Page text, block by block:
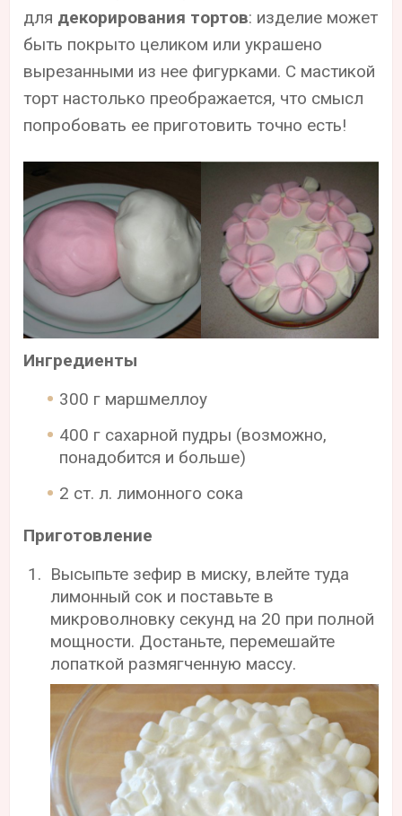
для декорирования тортов: изделие может
быть покрыто целиком или украшено
вырезанными из нее фигурками. С мастикой
торт настолько преображается, что смысл
попробовать ее приготовить точно есть!
Ингредиенты
300 г маршмеллоу
400 г сахарной пудры (возможно,
понадобится и больше)
2 ст. л. лимонного сока
Приготовление
Высыпьте зефир в миску, влейте туда
лимонный сок и поставьте в
микроволновку секунд на 20 при полной
мощности. Достаньте, перемешайте
лопаткой размягченную массу.